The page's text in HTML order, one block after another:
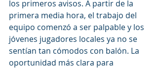
los primeros avisos. A partir de la
primera media hora, el trabajo del
equipo comenzó a ser palpable y los
jóvenes jugadores locales ya no se
sentían tan cómodos con balón. La
oportunidad más clara para